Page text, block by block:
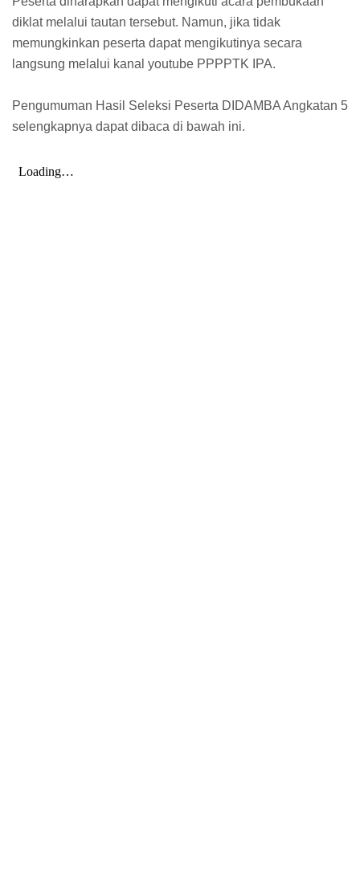
diklat melalui tautan tersebut. Namun, jika tidak
memungkinkan peserta dapat mengikutinya secara
langsung melalui kanal youtube PPPPTK IPA.
Pengumuman Hasil Seleksi Peserta DIDAMBA Angkatan 5
selengkapnya dapat dibaca di bawah ini.